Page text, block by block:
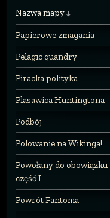
Nazwa mapy
Papierowe zmagania
Pelagic quandry
Piracka polityka
Plasawica Huntingtona
Podbój
Polowanie na Wikinga!
Powołany do obowiązku
część I
Powrót Fantoma